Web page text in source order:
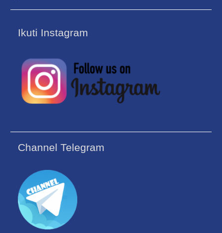
Ikuti Instagram
Channel Telegram